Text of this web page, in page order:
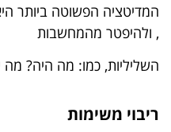
המדיטציה הפשוטה ביותר
, ולהיפטר מהמחשבות
השליליות, כמו: מה היה? מה
ריבוי משימות